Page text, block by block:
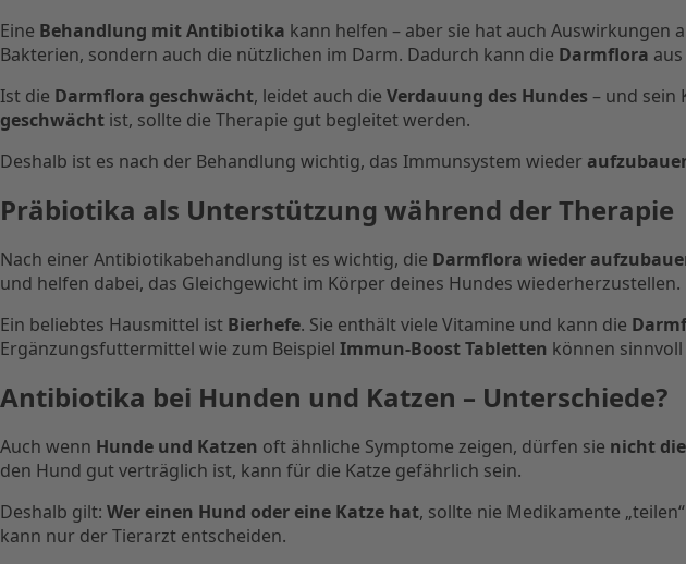
Eine Behandlung mit Antibiotika kann helfen – aber sie hat auch Auswirkungen
Bakterien, sondern auch die nützlichen im Darm. Dadurch kann die Darmflora
Ist die Darmflora geschwächt, leidet auch die Verdauung des Hundes – und sein
geschwächt ist, sollte die Therapie gut begleitet werden.
Deshalb ist es nach der Behandlung wichtig, das Immunsystem wieder
Präbiotika als Unterstützung während der Therapie
Nach einer Antibiotikabehandlung ist es wichtig, die Darmflora wieder
und helfen dabei, das Gleichgewicht im Körper deines Hundes wiederherzustellen.
Ein beliebtes Hausmittel ist Bierhefe. Sie enthält viele Vitamine und kann die
Ergänzungsfuttermittel wie zum Beispiel Immun-Boost Tabletten können
Antibiotika bei Hunden und Katzen – Unterschiede?
Auch wenn Hunde und Katzen oft ähnliche Symptome zeigen, dürfen sie nicht
den Hund gut verträglich ist, kann für die Katze gefährlich sein.
Deshalb gilt: Wer einen Hund oder eine Katze hat, sollte nie Medikamente
kann nur der Tierarzt entscheiden.